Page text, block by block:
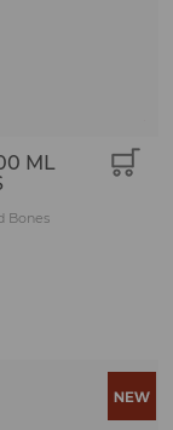
ML
Bones